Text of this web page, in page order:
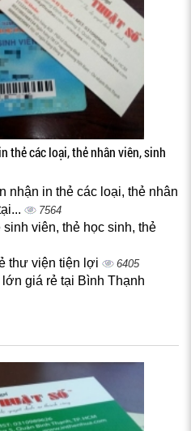
thẻ các loại, thẻ nhân viên, sinh
nhận in thẻ các loại, thẻ nhân
7564
sinh viên, thẻ học sinh, thẻ
thư viện tiện lợi 6405
giá rẻ tại Bình Thạnh